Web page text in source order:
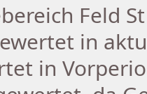
Feld
in
in